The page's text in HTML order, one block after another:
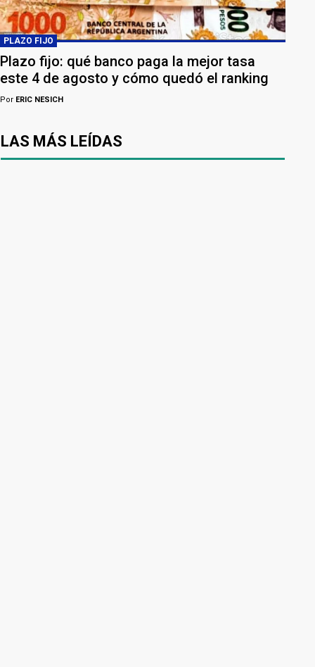
PLAZO FIJO
Plazo fijo: qué banco paga la mejor tasa
este 4 de agosto y cómo quedó el ranking
Por ERIC NESICH
LAS MÁS LEÍDAS